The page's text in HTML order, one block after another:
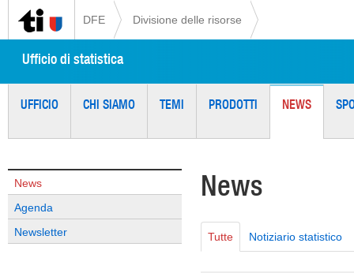
DFE Divisione delle risorse
Ufficio di statistica
UFFICIO CHI SIAMO TEMI PRODOTTI NEWS
News
Agenda
Newsletter
News
Tutte Notiziario statistico